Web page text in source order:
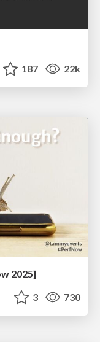
187 22k
2025]
3 730